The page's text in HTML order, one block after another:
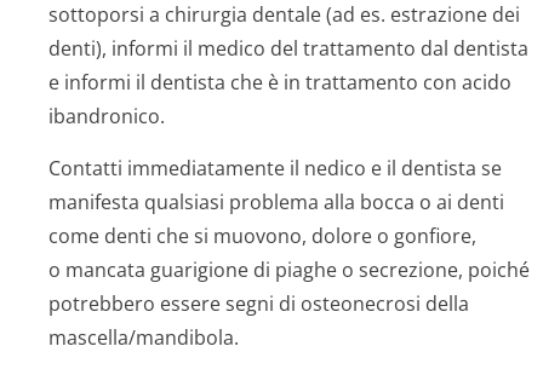
sottoporsi a chirurgia dentale (ad es. estrazione dei
denti), informi il medico del trattamento dal dentista
e informi il dentista che è in trattamento con acido
ibandronico.
Contatti immediatamente il nedico e il dentista se
manifesta qualsiasi problema alla bocca o ai denti
come denti che si muovono, dolore o gonfiore,
o mancata guarigione di piaghe o secrezione, poiché
potrebbero essere segni di osteonecrosi della
mascella/mandibola.